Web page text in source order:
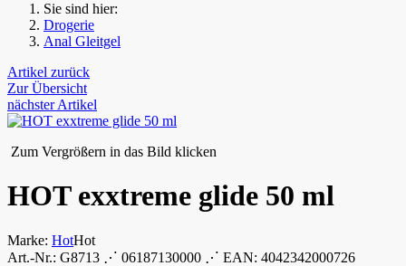
Sie sind hier:
Drogerie
Anal Gleitgel
Artikel zurück
Zur Übersicht
nächster Artikel
Zum Vergrößern in das Bild klicken
HOT exxtreme glide 50 ml
Marke: HotHot
Art.-Nr.: G8713 ⋰ 06187130000 ⋰ EAN: 4042342000726